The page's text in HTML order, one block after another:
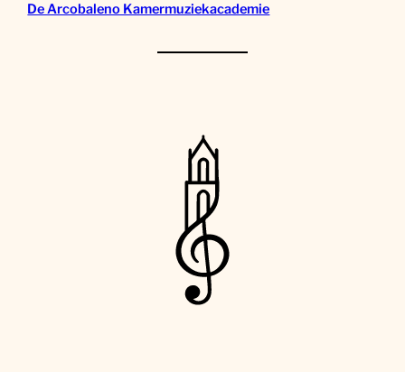
De Arcobaleno Kamermuziekacademie